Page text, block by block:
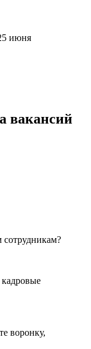
июня
вакансий
сотрудникам?
воронку,